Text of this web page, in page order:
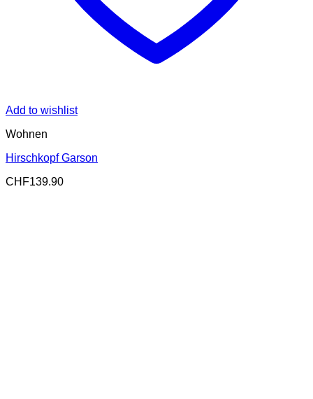
Add to wishlist
Wohnen
Hirschkopf Garson
CHF139.90